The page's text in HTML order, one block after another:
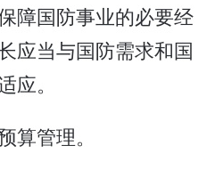
障国防事业的必要经
应当与国防需求和国
应。
算管理。